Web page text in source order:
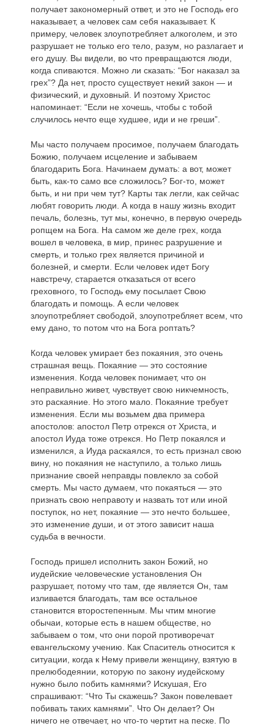
получает закономерный ответ, и это не Господь его
наказывает, а человек сам себя наказывает. К
примеру, человек злоупотребляет алкоголем, и это
разрушает не только его тело, разум, но разлагает и
его душу. Вы видели, во что превращаются люди,
когда спиваются. Можно ли сказать: “Бог наказал за
грех”? Да нет, просто существует некий закон — и
физический, и духовный. И поэтому Христос
напоминает: “Если не хочешь, чтобы с тобой
случилось нечто еще худшее, иди и не греши”.
Мы часто получаем просимое, получаем благодать
Божию, получаем исцеление и забываем
благодарить Бога. Начинаем думать: а вот, может
быть, как-то само все сложилось? Бог-то, может
быть, и ни при чем тут? Карты так легли, как сейчас
любят говорить люди. А когда в нашу жизнь входит
печаль, болезнь, тут мы, конечно, в первую очередь
ропщем на Бога. На самом же деле грех, когда
вошел в человека, в мир, принес разрушение и
смерть, и только грех является причиной и
болезней, и смерти. Если человек идет Богу
навстречу, старается отказаться от всего
греховного, то Господь ему посылает Свою
благодать и помощь. А если человек
злоупотребляет свободой, злоупотребляет всем, что
ему дано, то потом что на Бога роптать?
Когда человек умирает без покаяния, это очень
страшная вещь. Покаяние — это состояние
изменения. Когда человек понимает, что он
неправильно живет, чувствует свою никчемность,
это раскаяние. Но этого мало. Покаяние требует
изменения. Если мы возьмем два примера
апостолов: апостол Петр отрекся от Христа, и
апостол Иуда тоже отрекся. Но Петр покаялся и
изменился, а Иуда раскаялся, то есть признал свою
вину, но покаяния не наступило, а только лишь
признание своей неправды повлекло за собой
смерть. Мы часто думаем, что покаяться — это
признать свою неправоту и назвать тот или иной
поступок, но нет, покаяние — это нечто большее,
это изменение души, и от этого зависит наша
судьба в вечности.
Господь пришел исполнить закон Божий, но
иудейские человеческие установления Он
разрушает, потому что там, где является Он, там
изливается благодать, там все остальное
становится второстепенным. Мы чтим многие
обычаи, которые есть в нашем обществе, но
забываем о том, что они порой противоречат
евангельскому учению. Как Спаситель относится к
ситуации, когда к Нему привели женщину, взятую в
прелюбодеянии, которую по закону иудейскому
нужно было побить камнями? Искушая, Его
спрашивают: “Что Ты скажешь? Закон повелевает
побивать таких камнями”. Что Он делает? Он
ничего не отвечает, но что-то чертит на песке. По